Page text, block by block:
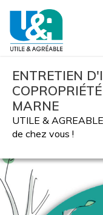
ENTRETIEN
MARNE
UTILE &
de chez vous !